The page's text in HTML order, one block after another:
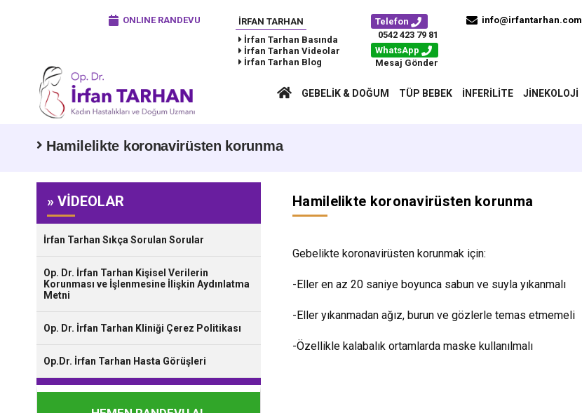
ONLINE RANDEVU
İRFAN TARHAN
İrfan Tarhan Basında
İrfan Tarhan Videolar
İrfan Tarhan Blog
Telefon
0542 423 79 81
WhatsApp
Mesaj Gönder
info@irfantarhan.com
GEBELIK & DOĞUM TÜP BEBEK İNFERILITE JINEKOLOJI
Hamilelikte koronavirüsten korunma
» VİDEOLAR
İrfan Tarhan Sıkça Sorulan Sorular
Op. Dr. İrfan Tarhan Kişisel Verilerin
Korunması ve İşlenmesine İlişkin Aydınlatma
Metni
Op. Dr. İrfan Tarhan Kliniği Çerez Politikası
Op.Dr. İrfan Tarhan Hasta Görüşleri
Hamilelikte koronavirüsten korunma
Gebelikte koronavirüsten korunmak için:
-Eller en az 20 saniye boyunca sabun ve suyla yıkanmalı
-Eller yıkanmadan ağız, burun ve gözlerle temas etmemeli
-Özellikle kalabalık ortamlarda maske kullanılmalı